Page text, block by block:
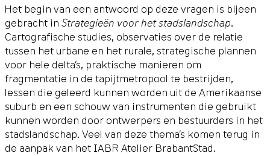
Het begin van een antwoord op deze vragen is bijeen
gebracht inStrategieën voor het stadslandschap.
Cartografische studies, observaties over de relatie
tussen het urbane en het rurale, strategische plannen
voor hele delta’s, praktische manieren om
fragmentatie in de tapijtmetropool te bestrijden,
lessen die geleerd kunnen worden uit de Amerikaanse
suburb en een schouw van instrumenten die gebruikt
kunnen worden door ontwerpers en bestuurders in het
stadslandschap. Veel van deze thema’s komen terug in
de aanpak van het IABR Atelier BrabantStad.